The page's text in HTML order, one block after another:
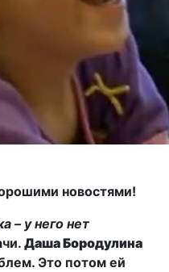
новостями!
– у него нет
Даша Бородулина
Это потом ей